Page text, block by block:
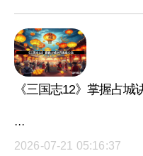
《三国志12》掌握占城
···
2026-07-21 05:16:37